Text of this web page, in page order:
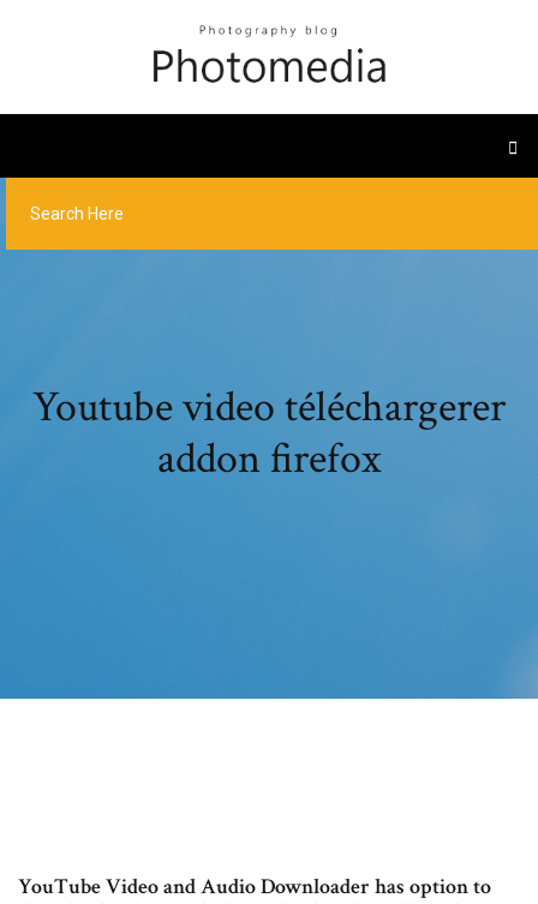
Youtube video téléchargerer
addon firefox
YouTube Video and Audio Downloader has option to